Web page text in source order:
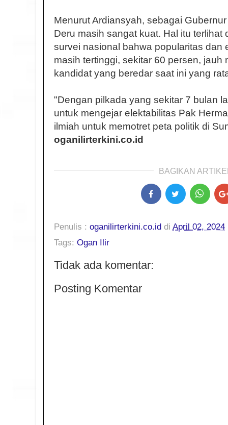
Menurut Ardiansyah, sebagai
Deru masih sangat kuat. Hal itu terlihat
survei nasional bahwa popularitas dan
masih tertinggi, sekitar 60 persen, jauh
kandidat yang beredar saat ini yang
"Dengan pilkada yang sekitar 7 bulan
untuk mengejar elektabilitas Pak
ilmiah untuk memotret peta politik di
oganilirterkini.co.id
BAGIKAN
Penulis : oganilirterkini.co.id di April 02, 2024
Tags: Ogan Ilir
Tidak ada komentar:
Posting Komentar